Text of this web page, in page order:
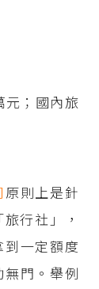
元；國內旅
原則上是針
行社」，
一定額度
門。舉例